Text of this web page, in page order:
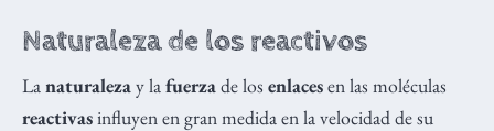
Naturaleza de los reactivos
Lanaturalezay lafuerzade los enlacesen las moléculas
reactivasinfluyen en gran medida en la velocidad de su